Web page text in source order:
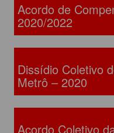
Acordo de
2020/2022
Dissídio Coletivo
Metrô – 2020
Acordo Coletivo